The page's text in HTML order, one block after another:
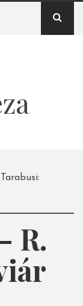
R.